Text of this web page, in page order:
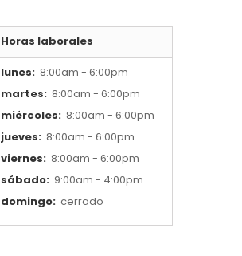
Horas laborales
lunes: 8:00am - 6:00pm
martes: 8:00am - 6:00pm
miércoles: 8:00am - 6:00pm
jueves: 8:00am - 6:00pm
viernes: 8:00am - 6:00pm
sábado: 9:00am - 4:00pm
domingo: cerrado